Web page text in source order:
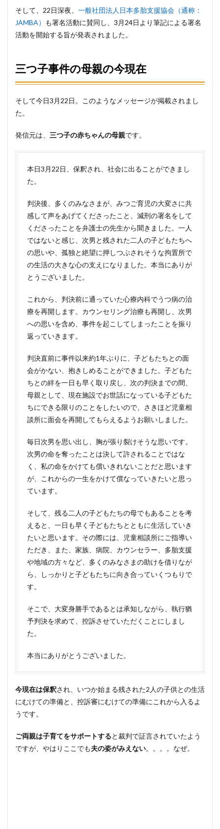
そして、22日深夜、 一般社団法人日本多胎支援協会（通称：
JAMBA）
も署名活動に賛同し、3月24日より筆記による署名
活動を開始する旨が発表されました。
三つ子事件の母親の今現在
そして今日3月22日。このようなメッセージが掲載されまし
た。
発信元は、 三つ子の赤ちゃんの母親です。
本日3月22日、保釈され、社会に出ることができまし
た。
判決後、多くのみなさまが、みつご育児の大変さに共
感して声をあげてくださったこと、減刑の署名をして
くださったことを弁護士の先生から聞きました。一人
ではないと感じ、次男と残された二人の子どもたちへ
の思いや、孤独と絶望に押しつぶされそうな拘置所で
の生活の大きな心の支えになりました。本当にありが
とうございました。
これから、判決前に通っていた心療内科でうつ病の治
療を再開します。カウンセリング治療も再開し、次男
への思いを含め、事件を起こしてしまったことを振り
返っていきます。
判決直前に事件以来約1年ぶりに、子どもたちとの面
会がかない、抱きしめることができました。子どもた
ちとの絆を一日も早く取り戻し、次の判決までの間、
母親として、現在施設でお世話になっている子どもた
ちにできる限りのことをしたいので、さきほど児童相
談所に面会を再開してもらえるようお願いしました。
毎日次男を思い出し、胸が張り裂けそうな思いです。
次男の命を奪ったことは決して許されることではな
く、私の命をかけても償いきれないことだと思います
が、これからの一生をかけて償なっていきたいと思っ
ています。
そして、残る二人の子どもたちの母でもあることを考
えると、一日も早く子どもたちとともに生活していき
たいと思います。その際には、児童相談所にご指導い
ただき、また、家族、病院、カウンセラー、多胎支援
や地域の方々など、多くのみなさまの助けを借りなが
ら、しっかりと子どもたちに向き合っていくつもりで
す。
そこで、大変身勝手であるとは承知しながら、執行猶
予判決を求めて、控訴させていただくことにしまし
た。
本当にありがとうございました。
今現在は保釈され、いつか始まる残された2人の子供との生活
にむけての準備と、控訴審にむけての準備にこれから入るよ
うです。
ご両親は子育てをサポートすると裁判で証言されていたよう
ですが、やはりここでも夫の姿がみえない。。。。なぜ。